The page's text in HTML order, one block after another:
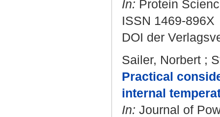
In: Protein
ISSN 1469-896X
DOI der
Sailer, Norbert ;
Practical
internal
In: Journal of